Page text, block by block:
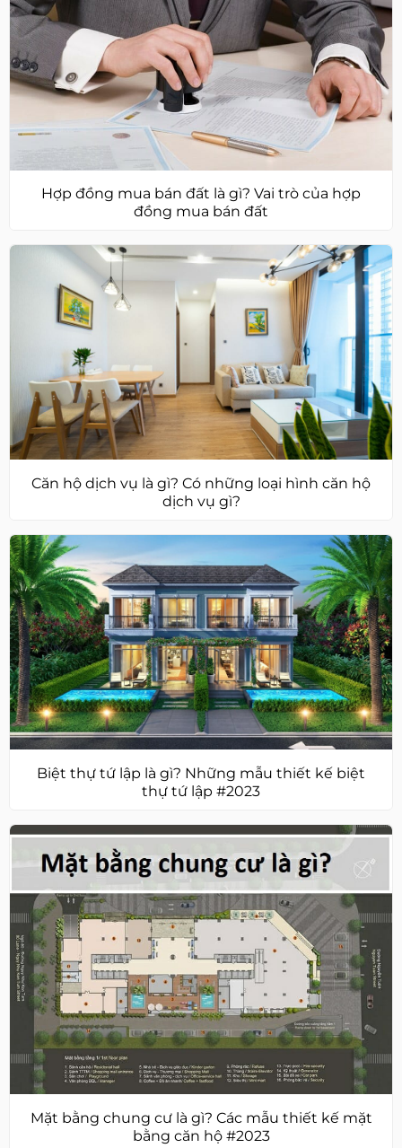
Hợp đồng mua bán đất là gì? Vai trò của hợp
đồng mua bán đất
Căn hộ dịch vụ là gì? Có những loại hình căn hộ
dịch vụ gì?
Biệt thự tứ lập là gì? Những mẫu thiết kế biệt
thự tứ lập #2023
Mặt bằng chung cư là gì? Các mẫu thiết kế mặt
bằng căn hộ #2023